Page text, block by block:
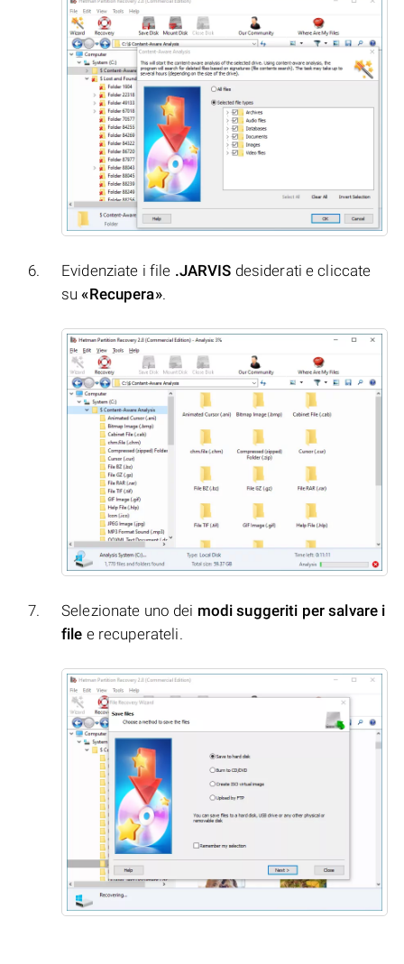
Evidenziate i file .JARVIS desiderati e cliccate
su«Recupera».
Selezionate uno dei modi suggeriti per salvare i
file e recuperateli.